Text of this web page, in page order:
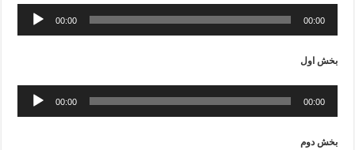
Audio
Player
00:00 00:00
بخش اول
Audio
Player
00:00 00:00
بخش دوم